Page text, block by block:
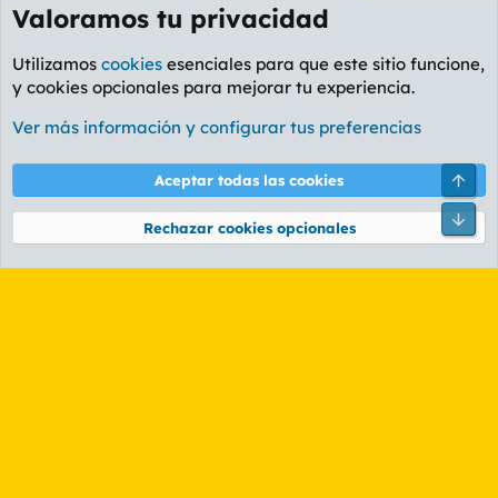
Foro General
Cookies
PL OLDSTYLE AMARILLO
Términos y reglas Política de privacidad Ayuda
Community platform by XenForo® © 2010-2026 XenForo Ltd.
Valoramos tu privacidad
Utilizamos cookies esenciales para que este sitio funcione,
y cookies opcionales para mejorar tu experiencia.
Ver más información y configurar tus preferencias
Aceptar todas las cookies
Rechazar cookies opcionales
Pie